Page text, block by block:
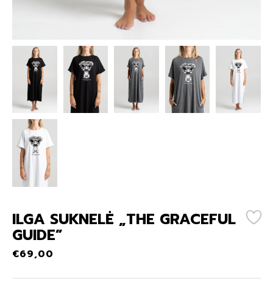
ILGA SUKNELĖ „THE GRACEFUL
GUIDE”
€69,00